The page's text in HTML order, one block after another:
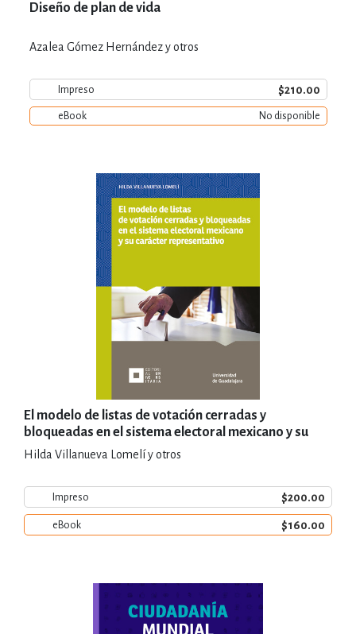
Diseño de plan de vida
Azalea Gómez Hernández y otros
Impreso $210.00
eBook No disponible
El modelo de listas de votación cerradas y
bloqueadas en el sistema electoral mexicano y su
carácter representativo
Hilda Villanueva Lomelí y otros
Impreso $200.00
eBook $160.00